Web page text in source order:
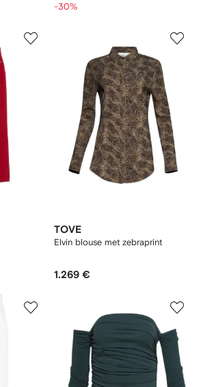
-30%
TOVE
Elvin blouse met zebraprint
1.269 €